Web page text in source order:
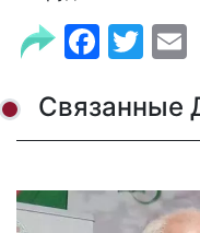
Связанные